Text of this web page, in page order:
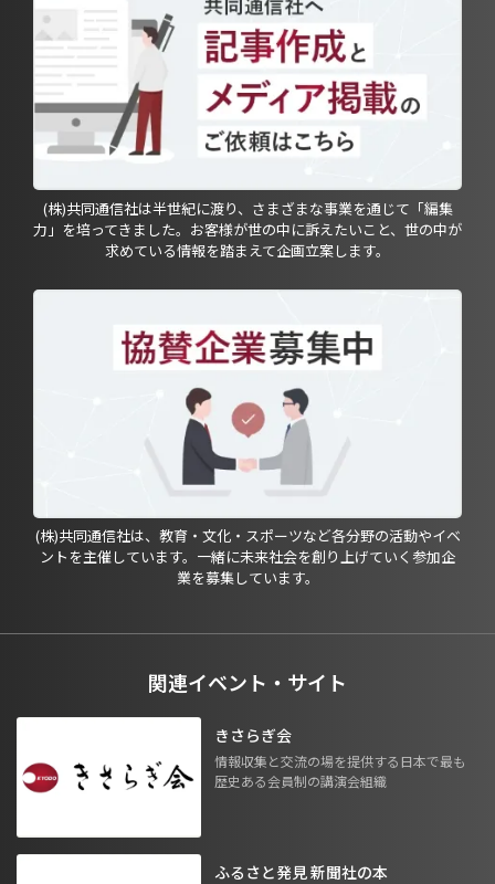
(株)共同通信社は半世紀に渡り、さまざまな事業を通じて「編集
力」を培ってきました。お客様が世の中に訴えたいこと、世の中が
求めている情報を踏まえて企画立案します。
(株)共同通信社は、教育・文化・スポーツなど各分野の活動やイベ
ントを主催しています。一緒に未来社会を創り上げていく参加企
業を募集しています。
関連イベント・サイト
きさらぎ会
情報収集と交流の場を提供する日本で最も
歴史ある会員制の講演会組織
ふるさと発見 新聞社の本